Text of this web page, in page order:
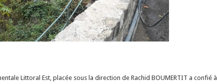
Littoral Est, placée sous la direction de Rachid BOUMERTIT a confié à